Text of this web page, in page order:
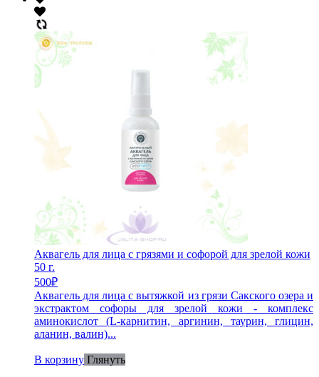
Аквагель для лица с грязями и софорой для зрелой кожи
50 г.
500₽
Аквагель для лица с вытяжкой из грязи Сакского озера и
экстрактом софоры для зрелой кожи - комплекс
аминокислот (L-карнитин, аргинин, таурин, глицин,
аланин, валин)...
В корзину Глянуть